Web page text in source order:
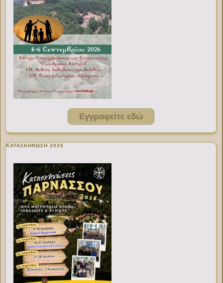
Εγγραφείτε εδώ
ΚΑΤΑΣΚΗΝΩΣΗ 2026